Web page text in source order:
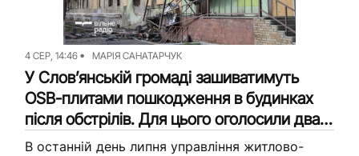
4 СЕР, 14:46 МАРІЯ САНАТАРЧУК
У Словʼянській громаді зашиватимуть
OSB-плитами пошкодження в будинках
після обстрілів. Для цього оголосили два
тендери (деталі)
В останній день липня управління житлово-